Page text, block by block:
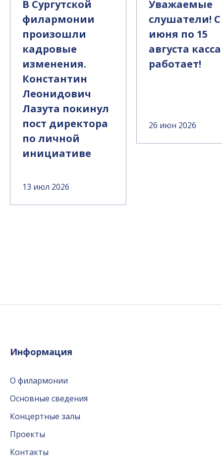
В Сургутской
филармонии
произошли
кадровые
изменения.
Константин
Леонидович
Лазута покинул
пост директора
по личной
инициативе
13 июл 2026
Уважаемые
слушатели! С
июня по 15
августа
работает!
26 июн 2026
Информация
О филармонии
Основные сведения
Концертные залы
Проекты
Контакты